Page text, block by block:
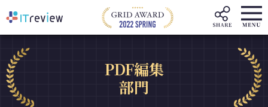
PDF編集
部門